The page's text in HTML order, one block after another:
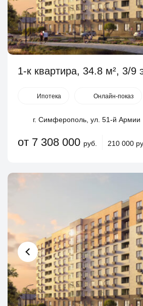
1-к квартира, 34.8 м², 3/9
Ипотека Онлайн-показ
г. Симферополь, ул. 51-й Армии
от 7 308 000 руб. 210 000